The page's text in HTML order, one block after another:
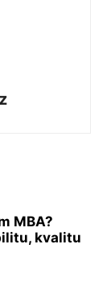
MBA?
kvalitu